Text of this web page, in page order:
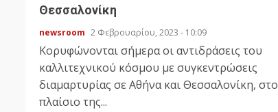
Θεσσαλονίκη
newsroom 2 Φεβρουαρίου, 2023 - 10:09
Κορυφώνονται σήμερα οι αντιδράσεις του
καλλιτεχνικού κόσμου με συγκεντρώσεις
διαμαρτυρίας σε Αθήνα και Θεσσαλονίκη, στο
πλαίσιο της...